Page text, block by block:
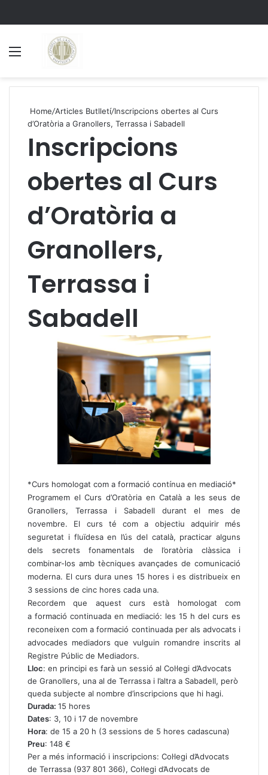
Home/Articles Butlletí/Inscripcions obertes al Curs
d’Oratòria a Granollers, Terrassa i Sabadell
Inscripcions
obertes al Curs
d’Oratòria a
Granollers,
Terrassa i
Sabadell
*Curs homologat com a formació contínua en mediació*
Programem el Curs d’Oratòria en Català a les seus de
Granollers, Terrassa i Sabadell durant el mes de
novembre. El curs té com a objectiu adquirir més
seguretat i fluïdesa en l’ús del català, practicar alguns
dels secrets fonamentals de l’oratòria clàssica i
combinar-los amb tècniques avançades de comunicació
moderna. El curs dura unes 15 hores i es distribueix en
3 sessions de cinc hores cada una.
Recordem que aquest curs està homologat com
a formació continuada en mediació: les 15 h del curs es
reconeixen com a formació continuada per als advocats i
advocades mediadors que vulguin romandre inscrits al
Registre Públic de Mediadors.
Lloc: en principi es farà un sessió al Col·legi d’Advocats
de Granollers, una al de Terrassa i l’altra a Sabadell, però
queda subjecte al nombre d’inscripcions que hi hagi.
Durada: 15 hores
Dates: 3, 10 i 17 de novembre
Hora: de 15 a 20 h (3 sessions de 5 hores cadascuna)
Preu: 148 €
Per a més informació i inscripcions: Col·legi d’Advocats
de Terrassa (937 801 366), Col·legi d’Advocats de